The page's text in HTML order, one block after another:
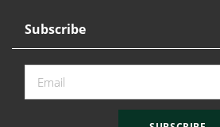
Subscribe